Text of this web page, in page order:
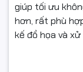
giúp tối ưu
hơn, rất phù
kế đồ họa và